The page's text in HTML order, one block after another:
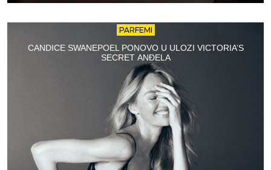
PARFEMI
CANDICE SWANEPOEL PONOVO U ULOZI VICTORIA’S
SECRET ANĐELA